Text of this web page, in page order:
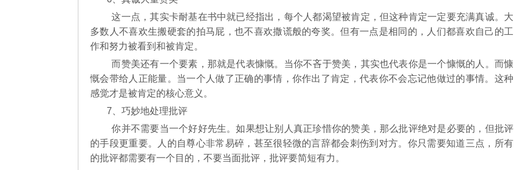
这一点，其实卡耐基在书中就已经指出，每个人都渴望被肯定，但这种肯定一定要充满真诚。大
多数人不喜欢生搬硬套的拍马屁，也不喜欢撒谎般的夸奖。但有一点是相同的，人们都喜欢自己的工
作和努力被看到和被肯定。
而赞美还有一个要素，那就是代表慷慨。当你不吝于赞美，其实也代表你是一个慷慨的人。而慷
慨会带给人正能量。当一个人做了正确的事情，你作出了肯定，代表你不会忘记他做过的事情。这种
感觉才是被肯定的核心意义。
7、巧妙地处理批评
你并不需要当一个好好先生。如果想让别人真正珍惜你的赞美，那么批评绝对是必要的，但批评
的手段更重要。人的自尊心非常易碎，甚至很轻微的言辞都会刺伤到对方。你只需要知道三点，所有
的批评都需要有一个目的，不要当面批评，批评要简短有力。